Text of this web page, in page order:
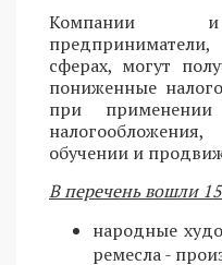
Компании и
сферах, могут
пониженные
при
обучении и
В перечень вошли
народные
ремесла -